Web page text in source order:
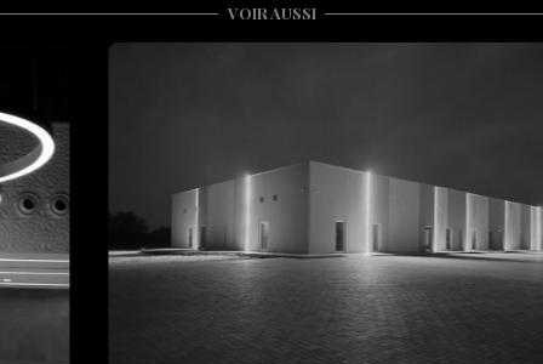
VOIR AUSSI